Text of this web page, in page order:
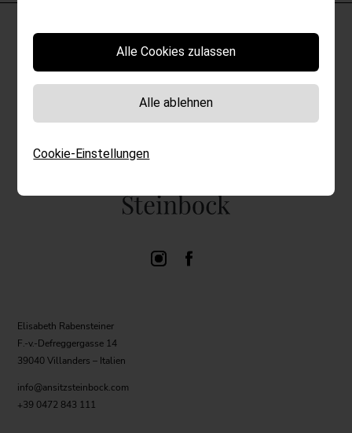
Elisabeth Rabensteiner
F.-v.-Defreggergasse 14
39040 Villanders – Italien
info@ansitzsteinbock.com
+39 0472 843 111
Cookie-Einstellungen
Alle Cookies zulassen
Alle ablehnen